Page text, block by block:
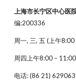
上海市长宁区中心医
编:200336
周一, 三, 五 (上午
周四上午8:00 –
电话: (86 21)